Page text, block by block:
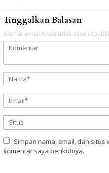
Tinggalkan Balasan
Alamat email Anda tidak akan
Simpan nama, email, dan
komentar saya berikutnya.